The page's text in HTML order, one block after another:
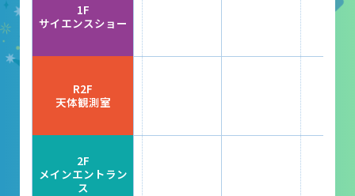
大村智名誉館長
サイエンスショーブース
多目的ホール
作品展
1F
サイエンスショー
R2F
天体観測室
2F
メインエントラン
ス